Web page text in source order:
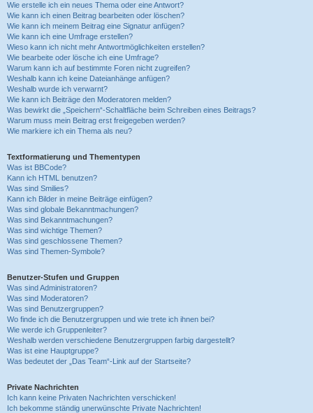
Wie erstelle ich ein neues Thema oder eine Antwort?
Wie kann ich einen Beitrag bearbeiten oder löschen?
Wie kann ich meinem Beitrag eine Signatur anfügen?
Wie kann ich eine Umfrage erstellen?
Wieso kann ich nicht mehr Antwortmöglichkeiten erstellen?
Wie bearbeite oder lösche ich eine Umfrage?
Warum kann ich auf bestimmte Foren nicht zugreifen?
Weshalb kann ich keine Dateianhänge anfügen?
Weshalb wurde ich verwarnt?
Wie kann ich Beiträge den Moderatoren melden?
Was bewirkt die „Speichern“-Schaltfläche beim Schreiben eines Beitrags?
Warum muss mein Beitrag erst freigegeben werden?
Wie markiere ich ein Thema als neu?
Textformatierung und Thementypen
Was ist BBCode?
Kann ich HTML benutzen?
Was sind Smilies?
Kann ich Bilder in meine Beiträge einfügen?
Was sind globale Bekanntmachungen?
Was sind Bekanntmachungen?
Was sind wichtige Themen?
Was sind geschlossene Themen?
Was sind Themen-Symbole?
Benutzer-Stufen und Gruppen
Was sind Administratoren?
Was sind Moderatoren?
Was sind Benutzergruppen?
Wo finde ich die Benutzergruppen und wie trete ich ihnen bei?
Wie werde ich Gruppenleiter?
Weshalb werden verschiedene Benutzergruppen farbig dargestellt?
Was ist eine Hauptgruppe?
Was bedeutet der „Das Team“-Link auf der Startseite?
Private Nachrichten
Ich kann keine Privaten Nachrichten verschicken!
Ich bekomme ständig unerwünschte Private Nachrichten!